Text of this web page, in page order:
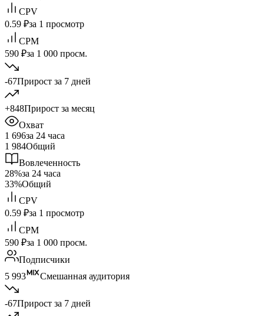
CPV
0.59 ₽за 1 просмотр
CPM
590 ₽за 1 000 просм.
-67Прирост за 7 дней
+848Прирост за месяц
Охват
1 696за 24 часа
1 984Общий
Вовлеченность
28%за 24 часа
33%Общий
CPV
0.59 ₽за 1 просмотр
CPM
590 ₽за 1 000 просм.
Подписчики
5 993
Смешанная аудитория
-67Прирост за 7 дней